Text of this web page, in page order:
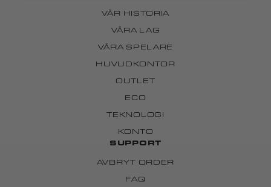
VÅR HISTORIA
VÅRA LAG
VÅRA SPELARE
HUVUDKONTOR
OUTLET
ECO
TEKNOLOGI
KONTO
SUPPORT
AVBRYT ORDER
FAQ